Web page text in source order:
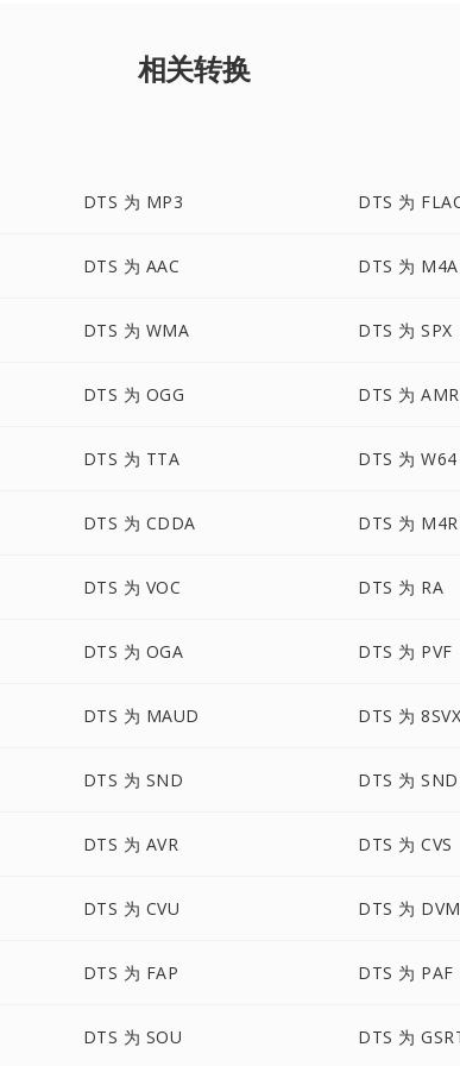
相关转换
DTS 为 MP3 DTS 为
DTS 为 AAC DTS 为 M4A
DTS 为 WMA DTS 为 SPX
DTS 为 OGG DTS 为 AMR
DTS 为 TTA DTS 为 W64
DTS 为 CDDA DTS 为 M4R
DTS 为 VOC DTS 为 RA
DTS 为 OGA DTS 为 PVF
DTS 为 MAUD DTS 为
DTS 为 SND DTS 为
DTS 为 AVR DTS 为 CVS
DTS 为 CVU DTS 为
DTS 为 FAP DTS 为 PAF
DTS 为 SOU DTS 为